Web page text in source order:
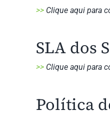
>> Clique aqui para
SLA dos
>> Clique aqui para
Política